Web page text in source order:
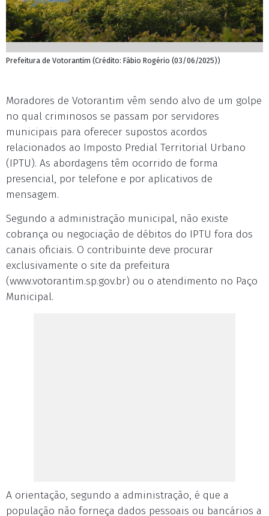
Prefeitura de Votorantim (Crédito: Fábio Rogério (03/06/2025))
Moradores de Votorantim vêm sendo alvo de um golpe
no qual criminosos se passam por servidores
municipais para oferecer supostos acordos
relacionados ao Imposto Predial Territorial Urbano
(IPTU). As abordagens têm ocorrido de forma
presencial, por telefone e por aplicativos de
mensagem.
Segundo a administração municipal, não existe
cobrança ou negociação de débitos do IPTU fora dos
canais oficiais. O contribuinte deve procurar
exclusivamente o site da prefeitura
(www.votorantim.sp.gov.br) ou o atendimento no Paço
Municipal.
A orientação, segundo a administração, é que a
população não forneça dados pessoais ou bancários a